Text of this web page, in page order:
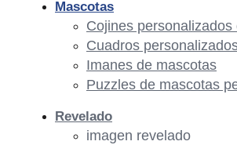
Mascotas
Cojines
Cuadros
Imanes de mascotas
Puzzles de mascotas
Revelado
imagen revelado